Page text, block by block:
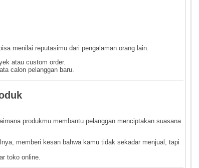
menilai reputasimu dari pengalaman orang lain.
atau custom order.
calon pelanggan baru.
produkmu membantu pelanggan menciptakan suasana
memberi kesan bahwa kamu tidak sekadar menjual, tapi
toko online.